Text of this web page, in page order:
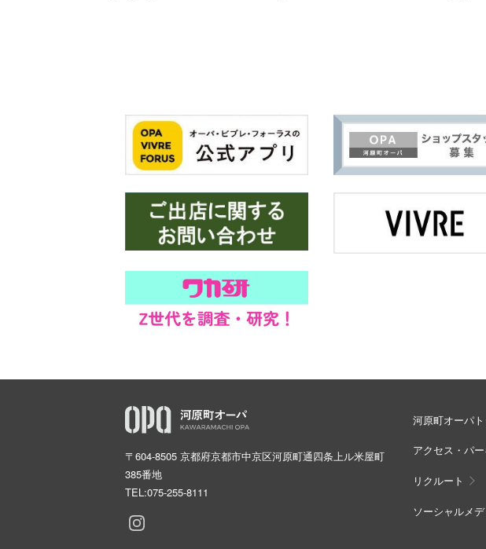
〒604-8505 京都府京都市中京区河原町通四条上ル米屋町
385番地
TEL:075-255-8111
河原町オーパ
アクセス・パ
リクルート
ソーシャルメ